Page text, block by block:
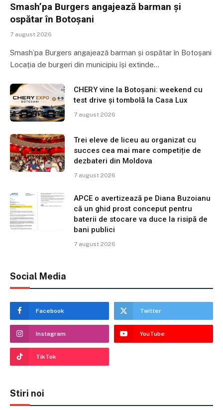
Smash’pa Burgers angajează barman și
ospătar în Botoșani
7 august 2026
Smash’pa Burgers angajează barman și ospătar în Botoșani
Locația de burgeri din municipiu își extinde…
CHERY vine la Botoșani: weekend cu
test drive și tombolă la Casa Lux
7 august 2026
Trei eleve de liceu au organizat cu
succes cea mai mare competiție de
dezbateri din Moldova
7 august 2026
APCE o avertizează pe Diana Buzoianu
că un ghid prost conceput pentru
baterii de stocare va duce la risipă de
bani publici
7 august 2026
Social Media
Facebook Twitter
Instagram YouTube
TikTok
Stiri noi